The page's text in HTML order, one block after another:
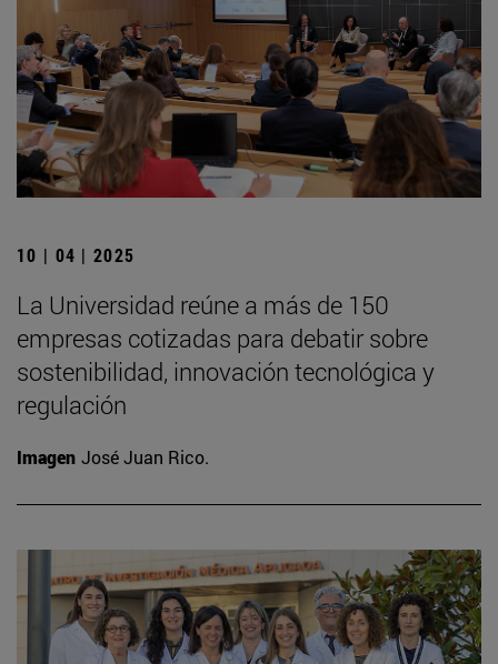
10 | 04 | 2025
La Universidad reúne a más de 150
empresas cotizadas para debatir sobre
sostenibilidad, innovación tecnológica y
regulación
Imagen José Juan Rico.